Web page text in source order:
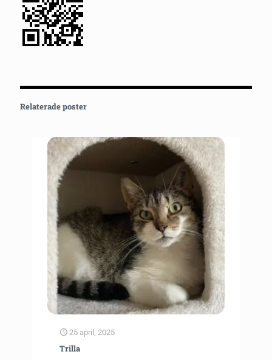
Relaterade poster
25 april, 2025
Trilla